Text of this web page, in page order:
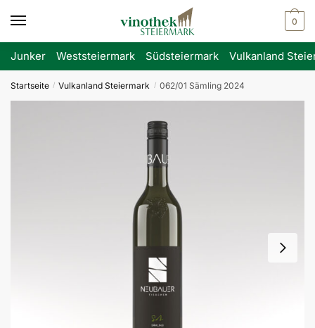
navigation
content
0
Junker Weststeiermark Südsteiermark Vulkanland
Startseite / Vulkanland Steiermark / 062/01 Sämling 2024